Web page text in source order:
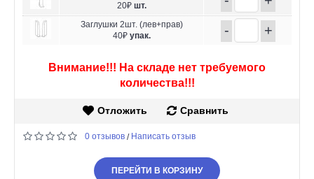
20₽ шт.
Заглушки 2шт. (лев+прав)
40₽ упак. - +
Внимание!!! На складе нет требуемого
количества!!!
Отложить Сравнить
0 отзывов / Написать отзыв
ПЕРЕЙТИ В КОРЗИНУ